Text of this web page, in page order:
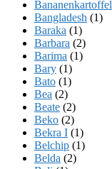
Bananenkartoffel
Bangladesh (1)
Baraka (1)
Barbara (2)
Barima (1)
Bary (1)
Bato (1)
Bea (2)
Beate (2)
Beko (2)
Bekra I (1)
Belchip (1)
Belda (2)